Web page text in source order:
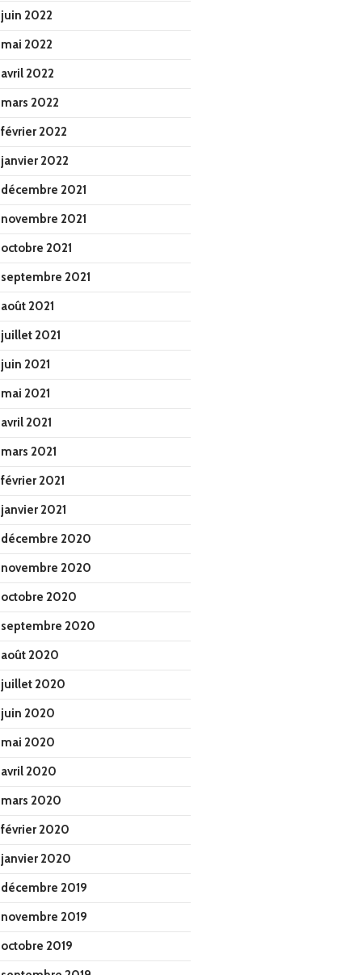
juin 2022
mai 2022
avril 2022
mars 2022
février 2022
janvier 2022
décembre 2021
novembre 2021
octobre 2021
septembre 2021
août 2021
juillet 2021
juin 2021
mai 2021
avril 2021
mars 2021
février 2021
janvier 2021
décembre 2020
novembre 2020
octobre 2020
septembre 2020
août 2020
juillet 2020
juin 2020
mai 2020
avril 2020
mars 2020
février 2020
janvier 2020
décembre 2019
novembre 2019
octobre 2019